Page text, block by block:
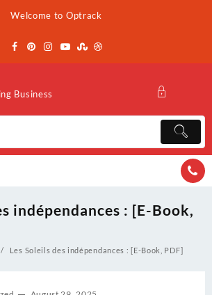
Welcome to Optrack
Business
indépendances : [E-Book,
Les Soleils des indépendances : [E-Book, PDF]